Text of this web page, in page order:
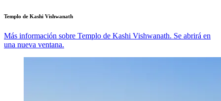
Templo de Kashi Vishwanath
Más información sobre Templo de Kashi Vishwanath. Se abrirá en
una nueva ventana.